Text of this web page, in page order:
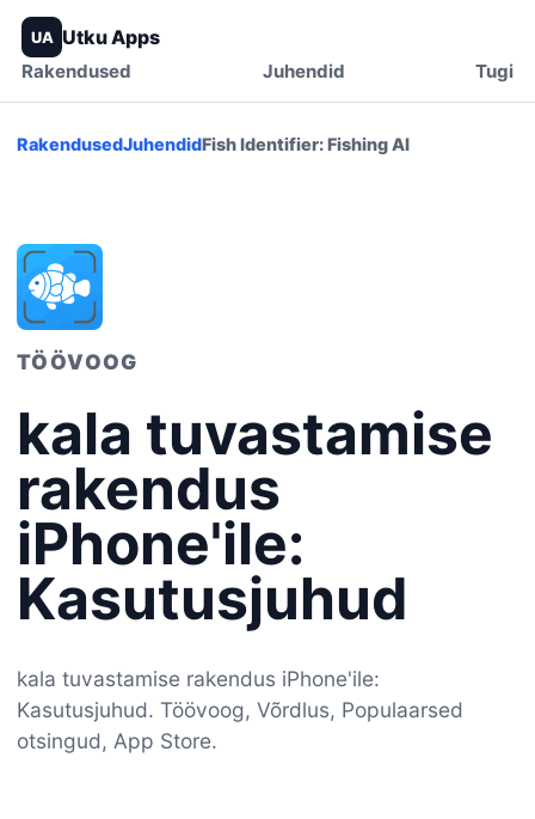
UA Utku Apps
Rakendused Juhendid Tugi
RakendusedJuhendidFish Identifier: Fishing AI
TÖÖVOOG
kala tuvastamise
rakendus
iPhone'ile:
Kasutusjuhud
kala tuvastamise rakendus iPhone'ile:
Kasutusjuhud. Töövoog, Võrdlus, Populaarsed
otsingud, App Store.